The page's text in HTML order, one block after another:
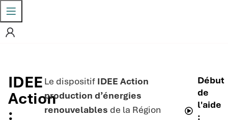
IDEE
Action
:
Le dispositif IDEE Action
production d’énergies
renouvelables de la Région
Début
de
l'aide
: